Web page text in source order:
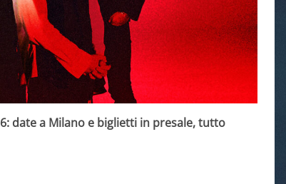
date a Milano e biglietti in presale, tutto